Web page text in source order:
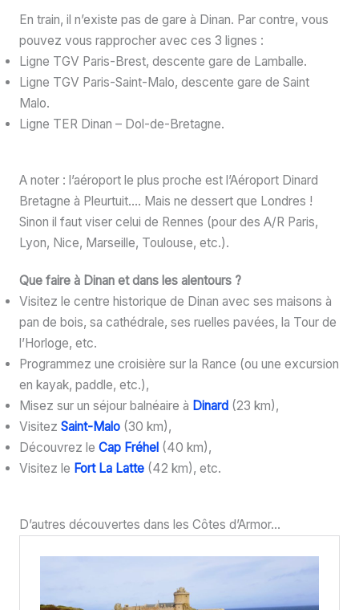
En train, il n’existe pas de gare à Dinan. Par contre, vous
pouvez vous rapprocher avec ces 3 lignes :
Ligne TGV Paris-Brest, descente gare de Lamballe.
Ligne TGV Paris-Saint-Malo, descente gare de Saint
Malo.
Ligne TER Dinan – Dol-de-Bretagne.
A noter : l’aéroport le plus proche est l’Aéroport Dinard
Bretagne à Pleurtuit…. Mais ne dessert que Londres !
Sinon il faut viser celui de Rennes (pour des A/R Paris,
Lyon, Nice, Marseille, Toulouse, etc.).
Que faire à Dinan et dans les alentours ?
Visitez le centre historique de Dinan avec ses maisons à
pan de bois, sa cathédrale, ses ruelles pavées, la Tour de
l’Horloge, etc.
Programmez une croisière sur la Rance (ou une excursion
en kayak, paddle, etc.),
Misez sur un séjour balnéaire à Dinard (23 km),
Visitez Saint-Malo(30 km),
Découvrez le Cap Fréhel (40 km),
Visitez le Fort La Latte(42 km), etc.
D’autres découvertes dans les Côtes d’Armor…